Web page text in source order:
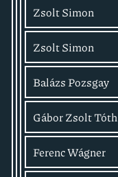
Zsolt Simon
Zsolt Simon
Balázs Pozsgay
Gábor Zsolt Tóth
Ferenc Wágner